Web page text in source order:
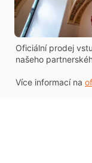
Oficiální prodej
našeho
Více informací na